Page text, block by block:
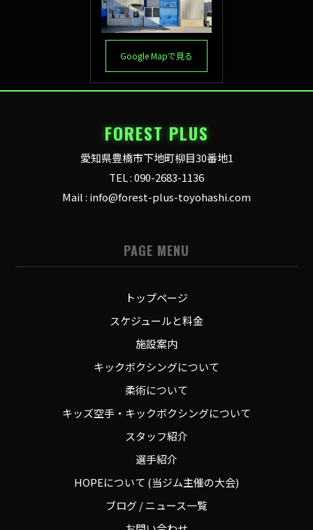
Google Mapで見る
FOREST PLUS
愛知県豊橋市下地町柳目30番地1
TEL : 090-2683-1136
Mail : info@forest-plus-toyohashi.com
PAGE MENU
トップページ
スケジュールと料金
施設案内
キックボクシングについて
柔術について
キッズ空手・キックボクシングについて
スタッフ紹介
選手紹介
HOPEについて (当ジム主催の大会)
ブログ / ニュース一覧